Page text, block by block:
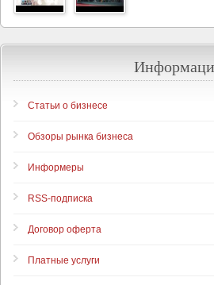
Статьи о бизнесе
Обзоры рынка бизнеса
Информеры
RSS-подписка
Договор оферта
Платные услуги